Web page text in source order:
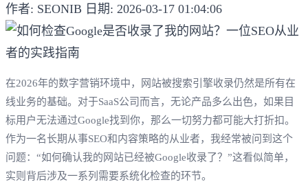
作者: SEONIB 日期: 2026-03-17 01:04:06
在2026年的数字营销环境中，网站被搜索引擎收录仍然是所有在
线业务的基础。对于SaaS公司而言，无论产品多么出色，如果目
标用户无法通过Google找到你，那么一切努力都可能大打折扣。
作为一名长期从事SEO和内容策略的从业者，我经常被问到这个
问题：“如何确认我的网站已经被Google收录了？”这看似简单，
实则背后涉及一系列需要系统化检查的环节。